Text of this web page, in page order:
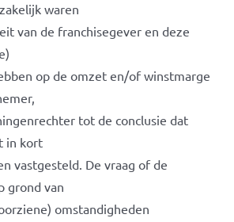
waren
van de franchisegever en deze
op de omzet en/of winstmarge
tot de conclusie dat
in kort
vastgesteld. De vraag of de
grond van
omstandigheden